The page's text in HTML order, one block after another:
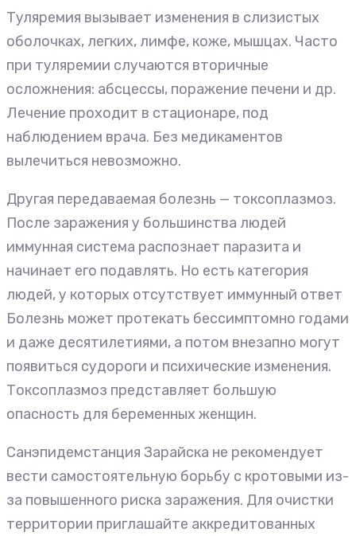
Туляремия вызывает изменения в слизистых
оболочках, легких, лимфе, коже, мышцах. Часто
при туляремии случаются вторичные
осложнения: абсцессы, поражение печени и др.
Лечение проходит в стационаре, под
наблюдением врача. Без медикаментов
вылечиться невозможно.
Другая передаваемая болезнь — токсоплазмоз.
После заражения у большинства людей
иммунная система распознает паразита и
начинает его подавлять. Но есть категория
людей, у которых отсутствует иммунный ответ
Болезнь может протекать бессимптомно годами
и даже десятилетиями, а потом внезапно могут
появиться судороги и психические изменения.
Токсоплазмоз представляет большую
опасность для беременных женщин.
Санэпидемстанция Зарайска не рекомендует
вести самостоятельную борьбу с кротовыми из-
за повышенного риска заражения. Для очистки
территории приглашайте аккредитованных